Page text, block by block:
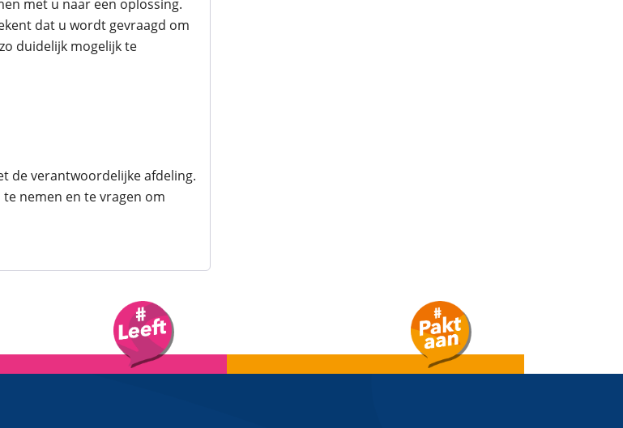
met u naar een oplossing.
dat u wordt gevraagd om
duidelijk mogelijk te
de verantwoordelijke afdeling.
nemen en te vragen om